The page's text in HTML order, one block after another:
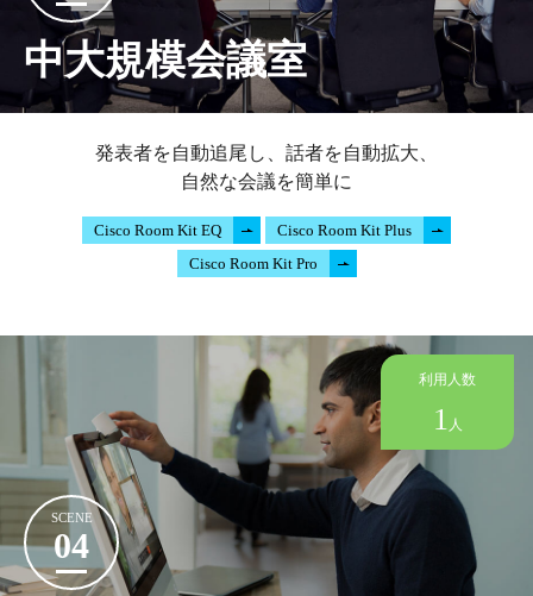
中大規模会議室
発表者を自動追尾し、話者を自動拡大、
自然な会議を簡単に
Cisco Room Kit EQ
Cisco Room Kit Plus
Cisco Room Kit Pro
SCENE
04
利用人数
1 人